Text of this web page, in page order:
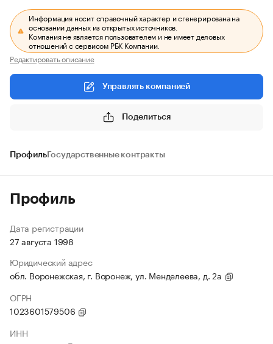
Информация носит справочный характер и сгенерирована на
основании данных из открытых источников.
Компания не является пользователем и не имеет деловых
отношений с сервисом РБК Компании.
Редактировать описание
Управлять компанией
Поделиться
ПрофильГосударственные контракты
Профиль
Дата регистрации
27 августа 1998
Юридический адрес
обл. Воронежская, г. Воронеж, ул. Менделеева, д. 2а
ОГРН
1023601579506
ИНН